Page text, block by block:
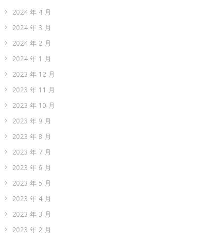
2024 年 4 月
2024 年 3 月
2024 年 2 月
2024 年 1 月
2023 年 12 月
2023 年 11 月
2023 年 10 月
2023 年 9 月
2023 年 8 月
2023 年 7 月
2023 年 6 月
2023 年 5 月
2023 年 4 月
2023 年 3 月
2023 年 2 月